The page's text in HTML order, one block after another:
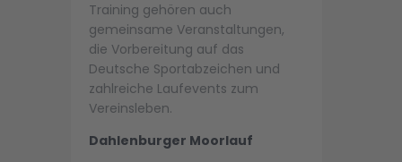
Training gehören auch
gemeinsame Veranstaltungen,
die Vorbereitung auf das
Deutsche Sportabzeichen und
zahlreiche Laufevents zum
Vereinsleben.
Dahlenburger Moorlauf